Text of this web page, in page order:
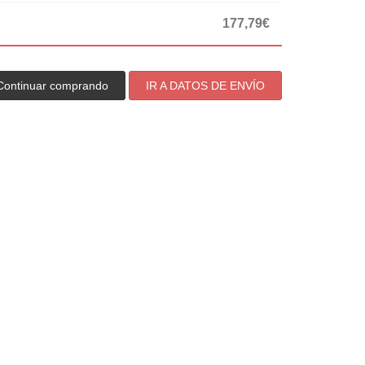
177,79€
comprando IR A DATOS DE ENVÍO